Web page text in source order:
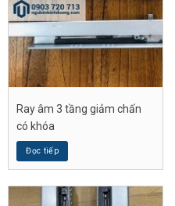
Ray âm 3 tầng giảm chấn
có khóa
Đọc tiếp